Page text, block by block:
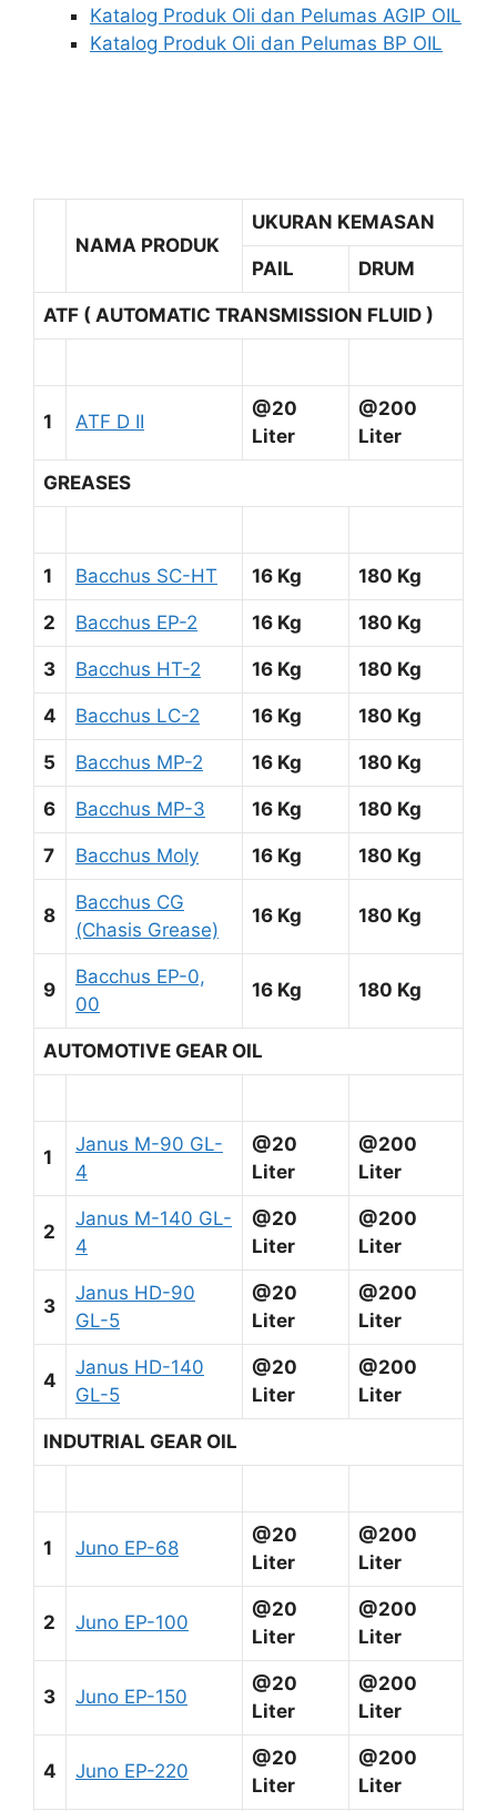
Katalog Produk Oli dan Pelumas AGIP OIL
Katalog Produk Oli dan Pelumas BP OIL
NAMA PRODUK
UKURAN KEMASAN
PAIL DRUM
ATF ( AUTOMATIC TRANSMISSION FLUID )
1 ATF D II
@20
Liter
@200
Liter
GREASES
1 Bacchus SC-HT 16 Kg 180 Kg
2 Bacchus EP-2 16 Kg 180 Kg
3 Bacchus HT-2 16 Kg 180 Kg
4 Bacchus LC-2 16 Kg 180 Kg
5 Bacchus MP-2 16 Kg 180 Kg
6 Bacchus MP-3 16 Kg 180 Kg
7 Bacchus Moly 16 Kg 180 Kg
8
Bacchus CG
(Chasis Grease)
16 Kg 180 Kg
9
Bacchus EP-0,
00
16 Kg 180 Kg
AUTOMOTIVE GEAR OIL
1
Janus M-90 GL-
4
@20
Liter
@200
Liter
2
Janus M-140 GL-
4
@20
Liter
@200
Liter
3
Janus HD-90
GL-5
@20
Liter
@200
Liter
4
Janus HD-140
GL-5
@20
Liter
@200
Liter
INDUTRIAL GEAR OIL
1 Juno EP-68
@20
Liter
@200
Liter
2 Juno EP-100
@20
Liter
@200
Liter
3 Juno EP-150
@20
Liter
@200
Liter
4 Juno EP-220
@20
Liter
@200
Liter